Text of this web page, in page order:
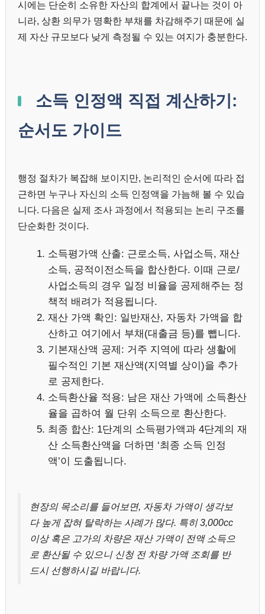
시에는 단순히 소유한 자산의 합계에서 끝나는 것이 아
니라, 상환 의무가 명확한 부채를 차감해주기 때문에 실
제 자산 규모보다 낮게 측정될 수 있는 여지가 충분한다.
소득 인정액 직접 계산하기:
순서도 가이드
행정 절차가 복잡해 보이지만, 논리적인 순서에 따라 접
근하면 누구나 자신의 소득 인정액을 가늠해 볼 수 있습
니다. 다음은 실제 조사 과정에서 적용되는 논리 구조를
단순화한 것이다.
소득평가액 산출: 근로소득, 사업소득, 재산
소득, 공적이전소득을 합산한다. 이때 근로/
사업소득의 경우 일정 비율을 공제해주는 정
책적 배려가 적용됩니다.
재산 가액 확인: 일반재산, 자동차 가액을 합
산하고 여기에서 부채(대출금 등)를 뺍니다.
기본재산액 공제: 거주 지역에 따라 생활에
필수적인 기본 재산액(지역별 상이)을 추가
로 공제한다.
소득환산율 적용: 남은 재산 가액에 소득환산
율을 곱하여 월 단위 소득으로 환산한다.
최종 합산: 1단계의 소득평가액과 4단계의 재
산 소득환산액을 더하면 ‘최종 소득 인정
액’이 도출됩니다.
현장의 목소리를 들어보면, 자동차 가액이 생각보
다 높게 잡혀 탈락하는 사례가 많다. 특히 3,000cc
이상 혹은 고가의 차량은 재산 가액이 전액 소득으
로 환산될 수 있으니 신청 전 차량 가액 조회를 반
드시 선행하시길 바랍니다.